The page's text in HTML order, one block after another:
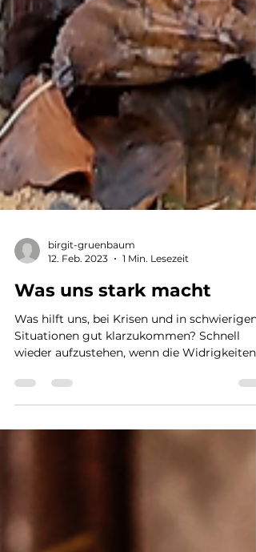
birgit-gruenbaum
12. Feb. 2023
1 Min. Lesezeit
Was uns stark macht
Was hilft uns, bei Krisen und in schwierigen
Situationen gut klarzukommen? Schnell